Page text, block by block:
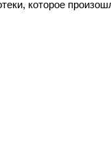
которое